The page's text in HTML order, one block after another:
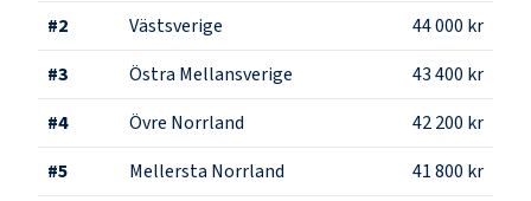
#2 Västsverige
44 000 kr
#3 Östra Mellansverige
43 400 kr
#4 Övre Norrland
42 200 kr
#5 Mellersta Norrland 41 800 kr